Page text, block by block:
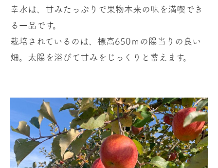
幸水は、甘みたっぷりで果物本来の味を満喫でき
る一品です。
栽培されているのは、標高650ｍの陽当りの良い
畑。太陽を浴びて甘みをじっくりと蓄えます。